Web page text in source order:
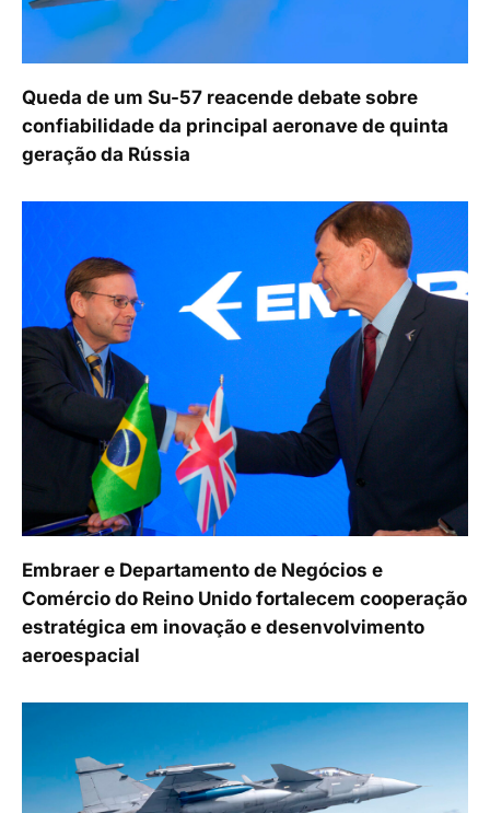
Queda de um Su-57 reacende debate sobre
confiabilidade da principal aeronave de quinta
geração da Rússia
Embraer e Departamento de Negócios e
Comércio do Reino Unido fortalecem cooperação
estratégica em inovação e desenvolvimento
aeroespacial